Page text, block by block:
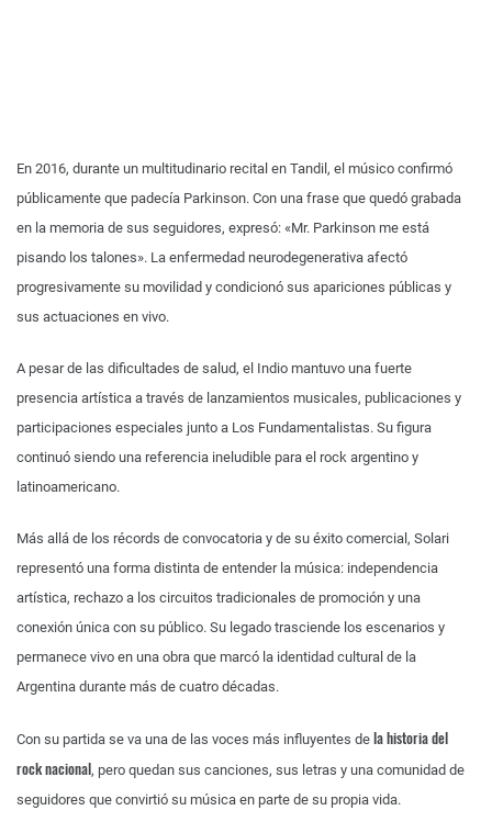
En 2016, durante un multitudinario recital en Tandil, el músico confirmó
públicamente que padecía Parkinson. Con una frase que quedó grabada
en la memoria de sus seguidores, expresó: «Mr. Parkinson me está
pisando los talones». La enfermedad neurodegenerativa afectó
progresivamente su movilidad y condicionó sus apariciones públicas y
sus actuaciones en vivo.
A pesar de las dificultades de salud, el Indio mantuvo una fuerte
presencia artística a través de lanzamientos musicales, publicaciones y
participaciones especiales junto a Los Fundamentalistas. Su figura
continuó siendo una referencia ineludible para el rock argentino y
latinoamericano.
Más allá de los récords de convocatoria y de su éxito comercial, Solari
representó una forma distinta de entender la música: independencia
artística, rechazo a los circuitos tradicionales de promoción y una
conexión única con su público. Su legado trasciende los escenarios y
permanece vivo en una obra que marcó la identidad cultural de la
Argentina durante más de cuatro décadas.
Con su partida se va una de las voces más influyentes de la historia del
rock nacional, pero quedan sus canciones, sus letras y una comunidad de
seguidores que convirtió su música en parte de su propia vida.